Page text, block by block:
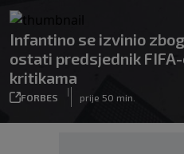
Infantino se izvinio
ostati predsjednik
kritikama
FORBES
|
prije 50 min.